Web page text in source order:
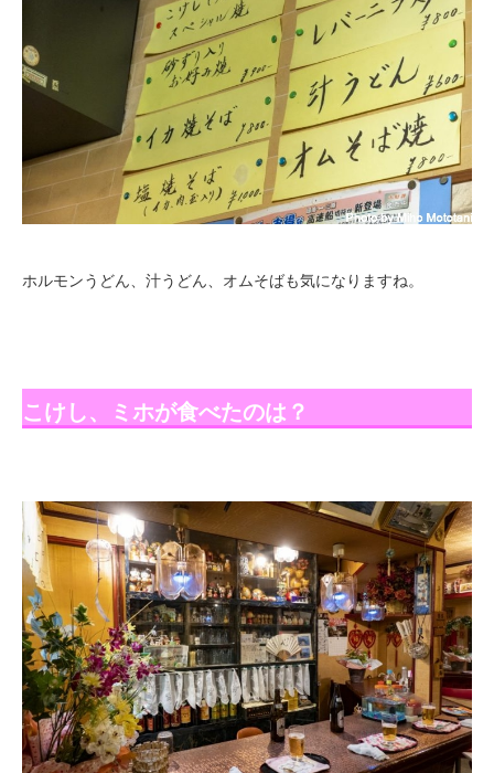
ホルモンうどん、汁うどん、オムそばも気になりますね。
こけし、ミホが食べたのは？